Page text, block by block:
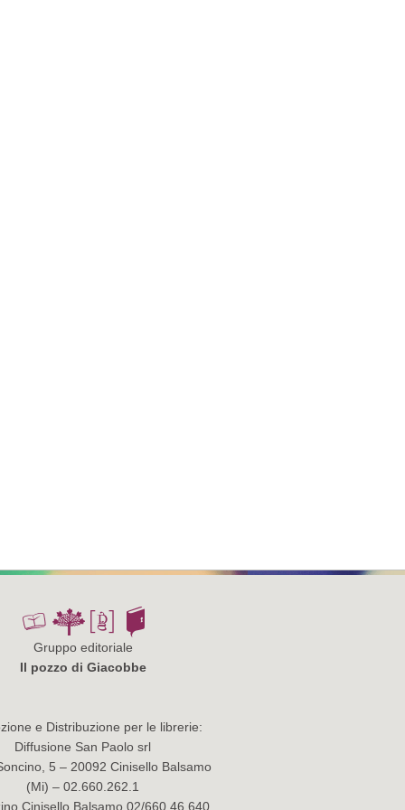
Gruppo editoriale
Il pozzo di Giacobbe
e Distribuzione per le librerie:
Diffusione San Paolo srl
5 – 20092 Cinisello Balsamo
(Mi) – 02.660.262.1
Cinisello Balsamo 02/660.46.640